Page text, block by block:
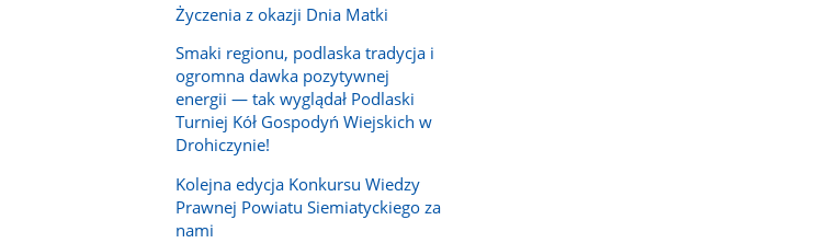
Życzenia z okazji Dnia Matki
Smaki regionu, podlaska tradycja i
ogromna dawka pozytywnej
energii — tak wyglądał Podlaski
Turniej Kół Gospodyń Wiejskich w
Drohiczynie!
Kolejna edycja Konkursu Wiedzy
Prawnej Powiatu Siemiatyckiego za
nami